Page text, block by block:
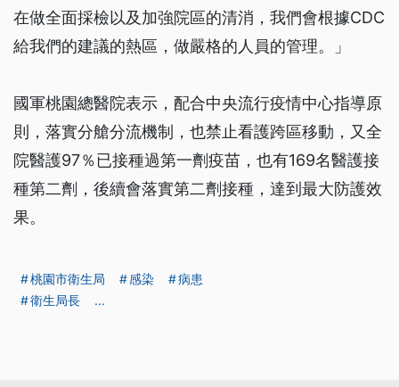
在做全面採檢以及加強院區的清消，我們會根據CDC
給我們的建議的熱區，做嚴格的人員的管理。」
國軍桃園總醫院表示，配合中央流行疫情中心指導原
則，落實分艙分流機制，也禁止看護跨區移動，又全
院醫護97％已接種過第一劑疫苗，也有169名醫護接
種第二劑，後續會落實第二劑接種，達到最大防護效
果。
桃園市衛生局 感染
病患
衛生局長
...